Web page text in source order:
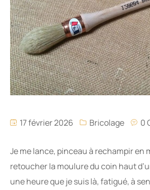
17 février 2026 Bricolage 0
Je me lance, pinceau à rechampir en
retoucher la moulure du coin haut
une heure que je suis là, fatigué, à